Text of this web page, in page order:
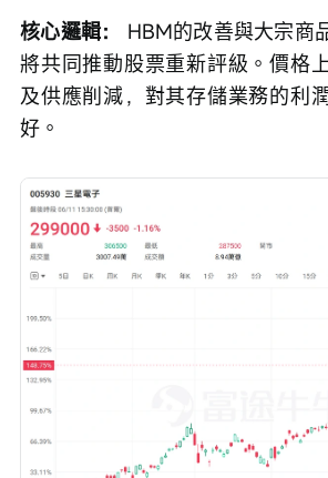
核心邏輯：
HBM的改善與大宗商
將共同推動股票重新評級。價格
及供應削減，對其存儲業務的利
好。